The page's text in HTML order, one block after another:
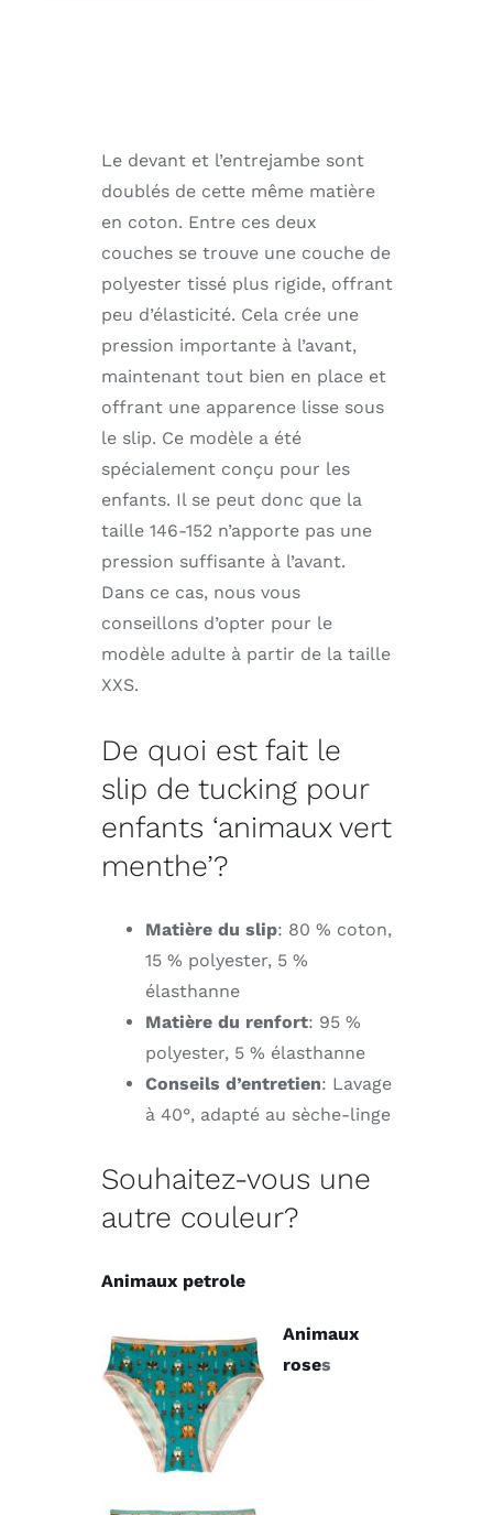
Le devant et l’entrejambe sont
doublés de cette même matière
en coton. Entre ces deux
couches se trouve une couche de
polyester tissé plus rigide, offrant
peu d’élasticité. Cela crée une
pression importante à l’avant,
maintenant tout bien en place et
offrant une apparence lisse sous
le slip. Ce modèle a été
spécialement conçu pour les
enfants. Il se peut donc que la
taille 146-152 n’apporte pas une
pression suffisante à l’avant.
Dans ce cas, nous vous
conseillons d’opter pour le
modèle adulte à partir de la taille
XXS.
De quoi est fait le
slip de tucking pour
enfants ‘animaux vert
menthe’?
Matière du slip: 80 % coton,
15 % polyester, 5 %
élasthanne
Matière du renfort: 95 %
polyester, 5 % élasthanne
Conseils d’entretien: Lavage
à 40°, adapté au sèche-linge
Souhaitez-vous une
autre couleur?
Animaux petrole
Animaux
roses